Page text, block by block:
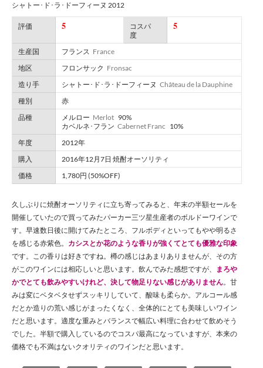
シャトー･ド･ラ･ドーフィーヌ 2012
評価 5
コスパ
度
5
生産国 フランス France
地区
フロンサック Fronsac
造り手
シャトー･ド･ラ･ドーフィーヌ Château de la Dauphine
種別
赤
品種
メルロー Merlot 90%
カベルネ･フラン Cabernet Franc 10%
年度
2012年
購入
2016年12月7日 焼酎オーソリティ
価格
1,780円 (50%OFF)
久しぶりに焼酎オーソリティに立ち寄ってみると、年末の半額セールを
開催していたので買ってみたパーカー三ツ星生産者のボルドーワインで
す。早速数日後に開けてみたところ、フルボディといってもやや明るさ
を感じる赤紫色。 カシスとか花のような香りが強くてとても優雅な印象
です。この香りは好きですね。樽の感じはあまりありませんが、その方
がこのワインには相応しいと思います。飲んでみた感想ですが、
まろや
かでとても飲みやすいけれど、決して物足りない感じがありません。甘
みは変にベタベタせずスッキリしていて、酸味も柔らか。アルコール感
だとか造りの荒い感じがまったくなく、全体的にとても美味しいワイン
だと思います。適度な重みとバランスで幅広い料理に合わせて飲めそう
でした。半額で購入しているのでコスパ最高になっていますが、本来の
価格でも不満はないクオリティのワインだと思います。